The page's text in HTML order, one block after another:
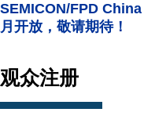
SEMICON/FPD
月开放，敬请期待！
观众注册